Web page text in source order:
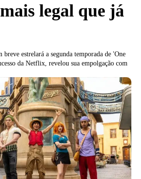
legal que já
breve estrelará a segunda temporada de 'One
da Netflix, revelou sua empolgação com